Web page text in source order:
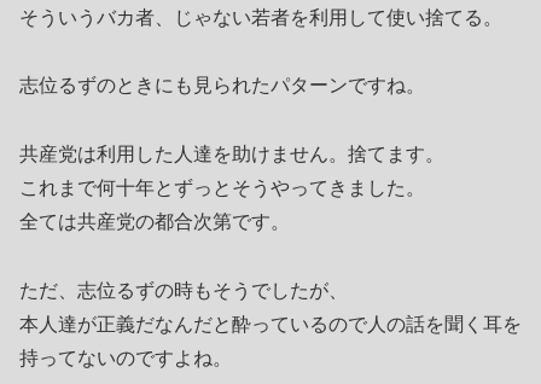
そういうバカ者、じゃない若者を利用して使い捨てる。
志位るずのときにも見られたパターンですね。
共産党は利用した人達を助けません。捨てます。
これまで何十年とずっとそうやってきました。
全ては共産党の都合次第です。
ただ、志位るずの時もそうでしたが、
本人達が正義だなんだと酔っているので人の話を聞く耳を
持ってないのですよね。